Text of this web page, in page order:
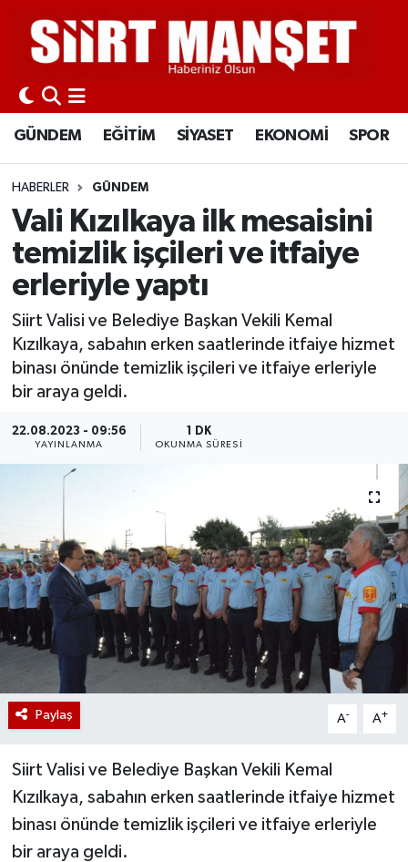
GÜNDEM EĞİTİM SİYASET EKONOMİ SPOR
HABERLER GÜNDEM
Vali Kızılkaya ilk mesaisini
temizlik işçileri ve itfaiye
erleriyle yaptı
Siirt Valisi ve Belediye Başkan Vekili Kemal
Kızılkaya, sabahın erken saatlerinde itfaiye hizmet
binası önünde temizlik işçileri ve itfaiye erleriyle
bir araya geldi.
22.08.2023 - 09:56
YAYINLANMA
1 DK
OKUNMA SÜRESI
Paylaş A- A+
Siirt Valisi ve Belediye Başkan Vekili Kemal
Kızılkaya, sabahın erken saatlerinde itfaiye hizmet
binası önünde temizlik işçileri ve itfaiye erleriyle
bir araya geldi.
GÜNDEM
EĞİTİM
SİYASET
EKONOMİ
SPOR
İLÇELER
KÜLTÜR-SANAT
SAĞLIK-YAŞAM
Siirt Nöbetçi Eczaneler
Siirt Hava Durumu
Siirt Namaz Vakitleri
Siirt Trafik Yoğunluk Haritası
Süper Lig Puan Durumu ve Fikstür
Tüm Manşetler
Son Dakika Haberleri
Haber Arşivi